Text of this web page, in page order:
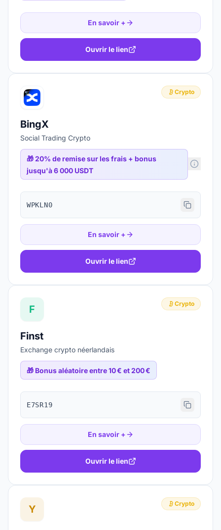
En savoir +
Ouvrir le lien
Crypto
BingX
Social Trading Crypto
🎁20% de remise sur les frais + bonus
jusqu'à 6 000 USDT
WPKLN0
En savoir +
Ouvrir le lien
F Crypto
Finst
Exchange crypto néerlandais
🎁 Bonus aléatoire entre 10 € et 200 €
E7SR19
En savoir +
Ouvrir le lien
Y Crypto